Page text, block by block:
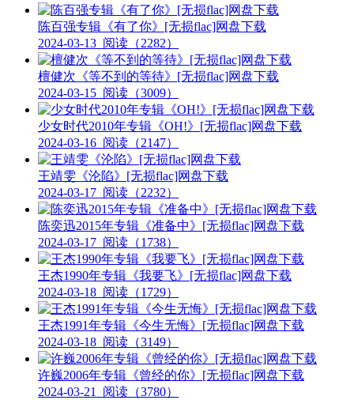
陈百强专辑《有了你》[无损flac]网盘下载
2024-03-13 阅读（2282）
檀健次《等不到的等待》[无损flac]网盘下载
2024-03-15 阅读（3009）
少女时代2010年专辑《OH!》[无损flac]网盘下载
2024-03-16 阅读（2147）
王靖雯《沦陷》[无损flac]网盘下载
2024-03-17 阅读（2232）
陈奕迅2015年专辑《准备中》[无损flac]网盘下载
2024-03-17 阅读（1738）
王杰1990年专辑《我要飞》[无损flac]网盘下载
2024-03-18 阅读（1729）
王杰1991年专辑《今生无悔》[无损flac]网盘下载
2024-03-18 阅读（3149）
许巍2006年专辑《曾经的你》[无损flac]网盘下载
2024-03-21
阅读（3780）